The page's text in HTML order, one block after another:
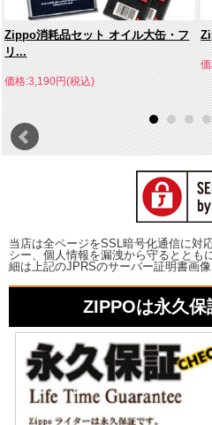
Zippo消耗品セット オイル大缶・フ
リ...
価格:3,190円(税込)
当店は全ページをSSL暗号化通信に対
シー、個人情報を漏洩から守るととも
細は上記のJPRSのサーバー証明書画
ZIPPOは永久保